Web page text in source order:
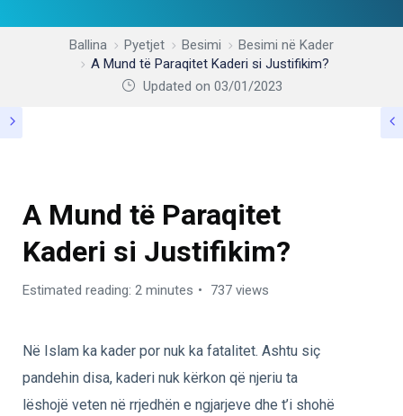
Ballina Pyetjet Besimi
Besimi në Kader
A Mund të Paraqitet Kaderi si Justifikim?
Updated on 03/01/2023
A Mund të Paraqitet
Kaderi si Justifikim?
Estimated reading: 2 minutes 737 views
Në Islam ka kader por nuk ka fatalitet. Ashtu siç
pandehin disa, kaderi nuk kërkon që njeriu ta
lëshojë veten në rrjedhën e ngjarjeve dhe t’i shohë